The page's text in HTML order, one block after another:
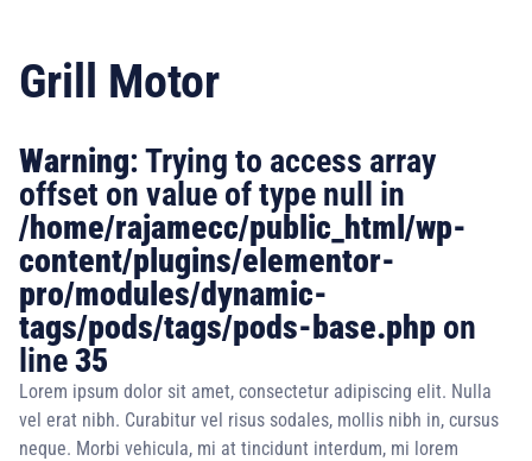
Grill Motor
Warning: Trying to access array
offset on value of type null in
/home/rajamecc/public_html/wp-
content/plugins/elementor-
pro/modules/dynamic-
tags/pods/tags/pods-base.php on
line35
Lorem ipsum dolor sit amet, consectetur adipiscing elit. Nulla
vel erat nibh. Curabitur vel risus sodales, mollis nibh in, cursus
neque. Morbi vehicula, mi at tincidunt interdum, mi lorem